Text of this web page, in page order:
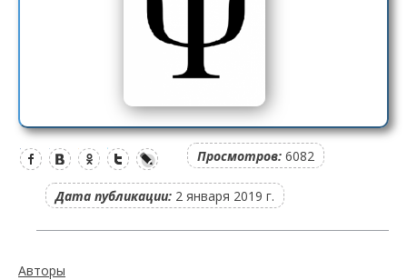
Просмотров: 6082
Дата публикации: 2 января 2019 г.
Авторы